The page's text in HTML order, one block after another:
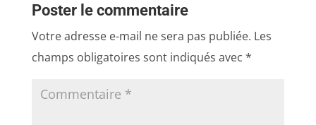
Poster le commentaire
Votre adresse e-mail ne sera pas publiée. Les
champs obligatoires sont indiqués avec *